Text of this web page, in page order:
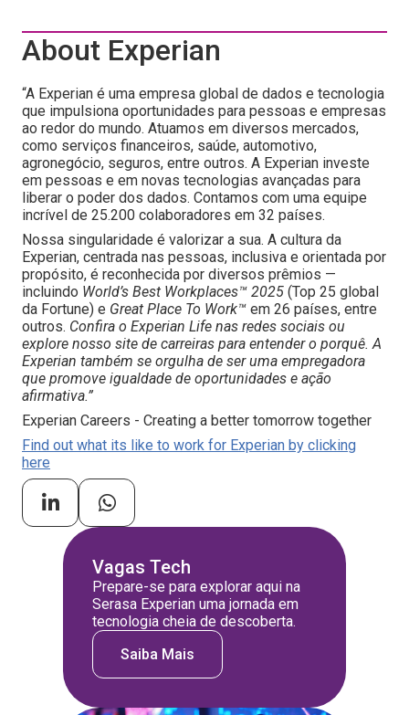
About Experian
“A Experian é uma empresa global de dados e tecnologia
que impulsiona oportunidades para pessoas e empresas
ao redor do mundo. Atuamos em diversos mercados,
como serviços financeiros, saúde, automotivo,
agronegócio, seguros, entre outros. A Experian investe
em pessoas e em novas tecnologias avançadas para
liberar o poder dos dados. Contamos com uma equipe
incrível de 25.200 colaboradores em 32 países.
Nossa singularidade é valorizar a sua. A cultura da
Experian, centrada nas pessoas, inclusiva e orientada por
propósito, é reconhecida por diversos prêmios —
incluindo World’s Best Workplaces™ 2025 (Top 25 global
da Fortune) e Great Place To Work™ em 26 países, entre
outros. Confira o Experian Life nas redes sociais ou
explore nosso site de carreiras para entender o porquê. A
Experian também se orgulha de ser uma empregadora
que promove igualdade de oportunidades e ação
afirmativa.”
Experian Careers - Creating a better tomorrow together
Find out what its like to work for Experian by clicking
here
Vagas Tech
Prepare-se para explorar aqui na
Serasa Experian uma jornada em
tecnologia cheia de descoberta.
Saiba Mais